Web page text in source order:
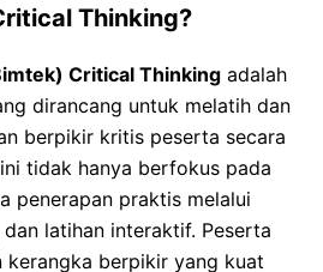
Thinking?
Critical Thinking adalah
dirancang untuk melatih dan
berpikir kritis peserta secara
tidak hanya berfokus pada
penerapan praktis melalui
latihan interaktif. Peserta
kerangka berpikir yang kuat